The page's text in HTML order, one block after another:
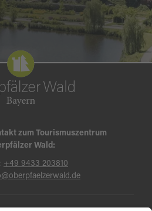
zum Tourismuszentrum
Wald:
+49 9433 203810